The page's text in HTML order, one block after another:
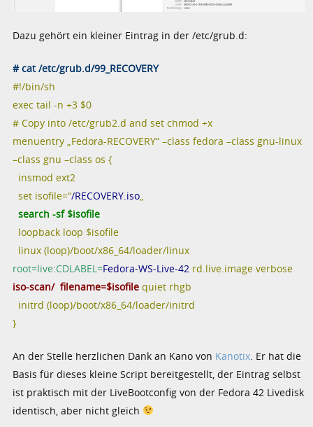
Dazu gehört ein kleiner Eintrag in der /etc/grub.d:
# cat /etc/grub.d/99_RECOVERY
#!/bin/sh
exec tail -n +3 $0
# Copy into /etc/grub2.d and set chmod +x
menuentry „Fedora-RECOVERY“ –class fedora –class gnu-linux
–class gnu –class os {
insmod ext2
set isofile=“/RECOVERY.iso„
search -sf $isofile
loopback loop $isofile
linux (loop)/boot/x86_64/loader/linux
root=live:CDLABEL=Fedora-WS-Live-42 rd.live.image verbose
iso-scan/ filename=$isofile quiet rhgb
initrd (loop)/boot/x86_64/loader/initrd
}
An der Stelle herzlichen Dank an Kano von Kanotix. Er hat die
Basis für dieses kleine Script bereitgestellt, der Eintrag selbst
ist praktisch mit der LiveBootconfig von der Fedora 42 Livedisk
identisch, aber nicht gleich